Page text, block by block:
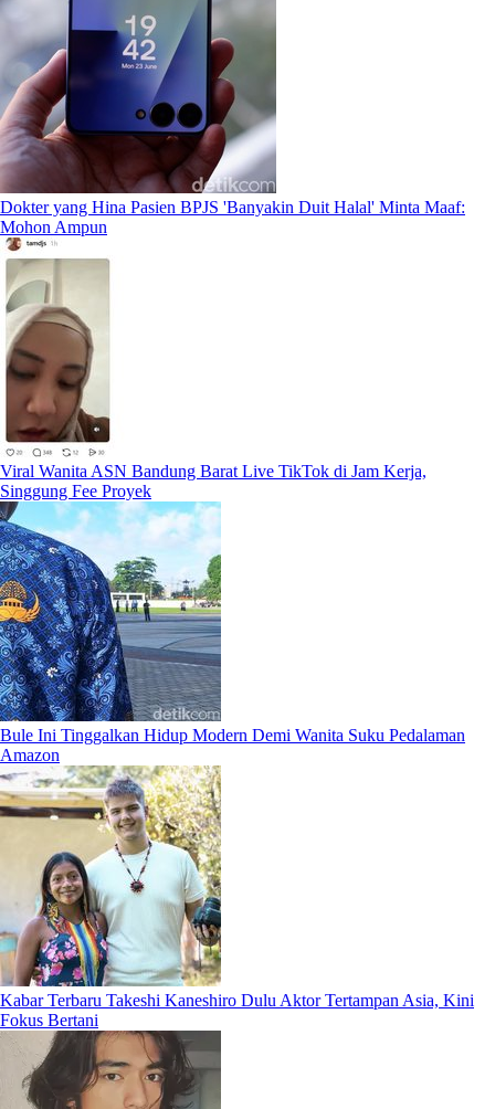
Dokter yang Hina Pasien BPJS 'Banyakin Duit Halal' Minta Maaf:
Mohon Ampun
Viral Wanita ASN Bandung Barat Live TikTok di Jam Kerja,
Singgung Fee Proyek
Bule Ini Tinggalkan Hidup Modern Demi Wanita Suku Pedalaman
Amazon
Kabar Terbaru Takeshi Kaneshiro Dulu Aktor Tertampan Asia, Kini
Fokus Bertani